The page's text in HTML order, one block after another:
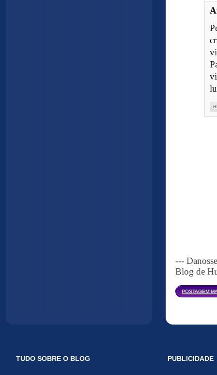
---
Blog de
POSTAGEM
TUDO SOBRE O BLOG PUBLICIDADE